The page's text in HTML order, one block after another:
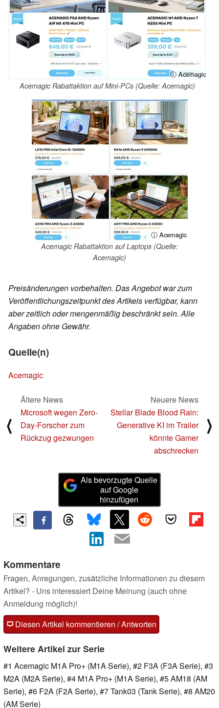
ⓘ Acemagic
Acemagic Rabattaktion auf Mini-PCs (Quelle: Acemagic)
ⓘ Acemagic
Acemagic Rabattaktion auf Laptops (Quelle:
Acemagic)
Preisänderungen vorbehalten. Das Angebot war zum
Veröffentlichungszeitpunkt des Artikels verfügbar, kann
aber zeitlich oder mengenmäßig beschränkt sein. Alle
Angaben ohne Gewähr.
Quelle(n)
Acemagic
⟨
Ältere News
Microsoft wegen Zero-
Day-Forscher zum
Rückzug gezwungen
Neuere News
Stellar Blade Blood Rain:
Generative KI im Trailer
könnte Gamer
abschrecken
⟩
Als bevorzugte Quelle
auf Google
hinzufügen
Kommentare
Fragen, Anregungen, zusätzliche Informationen zu diesem
Artikel? - Uns interessiert Deine Meinung (auch ohne
Anmeldung möglich)!
Diesen Artikel kommentieren / Antworten
Weitere Artikel zur Serie
#1 Acemagic M1A Pro+ (M1A Serie), #2 F3A (F3A Serie), #3
M2A (M2A Serie), #4 M1A Pro+ (M1A Serie), #5 AM18 (AM
Serie), #6 F2A (F2A Serie), #7 Tank03 (Tank Serie), #8 AM20
(AM Serie)